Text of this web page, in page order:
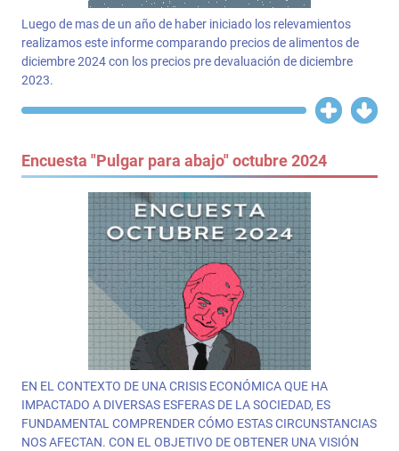
Luego de mas de un año de haber iniciado los relevamientos
realizamos este informe comparando precios de alimentos de
diciembre 2024 con los precios pre devaluación de diciembre
2023.
Encuesta "Pulgar para abajo" octubre 2024
EN EL CONTEXTO DE UNA CRISIS ECONÓMICA QUE HA
IMPACTADO A DIVERSAS ESFERAS DE LA SOCIEDAD, ES
FUNDAMENTAL COMPRENDER CÓMO ESTAS CIRCUNSTANCIAS
NOS AFECTAN. CON EL OBJETIVO DE OBTENER UNA VISIÓN